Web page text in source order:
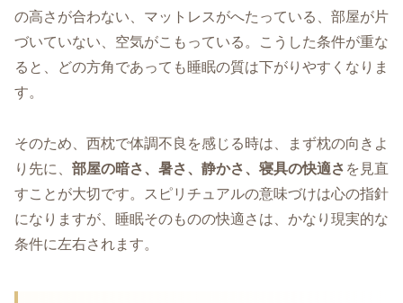
の高さが合わない、マットレスがへたっている、部屋が片
づいていない、空気がこもっている。こうした条件が重な
ると、どの方角であっても睡眠の質は下がりやすくなりま
す。
そのため、西枕で体調不良を感じる時は、まず枕の向きよ
り先に、 部屋の暗さ、暑さ、静かさ、寝具の快適さ を見直
すことが大切です。スピリチュアルの意味づけは心の指針
になりますが、睡眠そのものの快適さは、かなり現実的な
条件に左右されます。